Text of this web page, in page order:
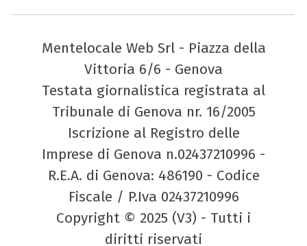
Mentelocale Web Srl - Piazza della
Vittoria 6/6 - Genova
Testata giornalistica registrata al
Tribunale di Genova nr. 16/2005
Iscrizione al Registro delle
Imprese di Genova n.02437210996 -
R.E.A. di Genova: 486190 - Codice
Fiscale / P.Iva 02437210996
Copyright © 2025 (V3) - Tutti i
diritti riservati